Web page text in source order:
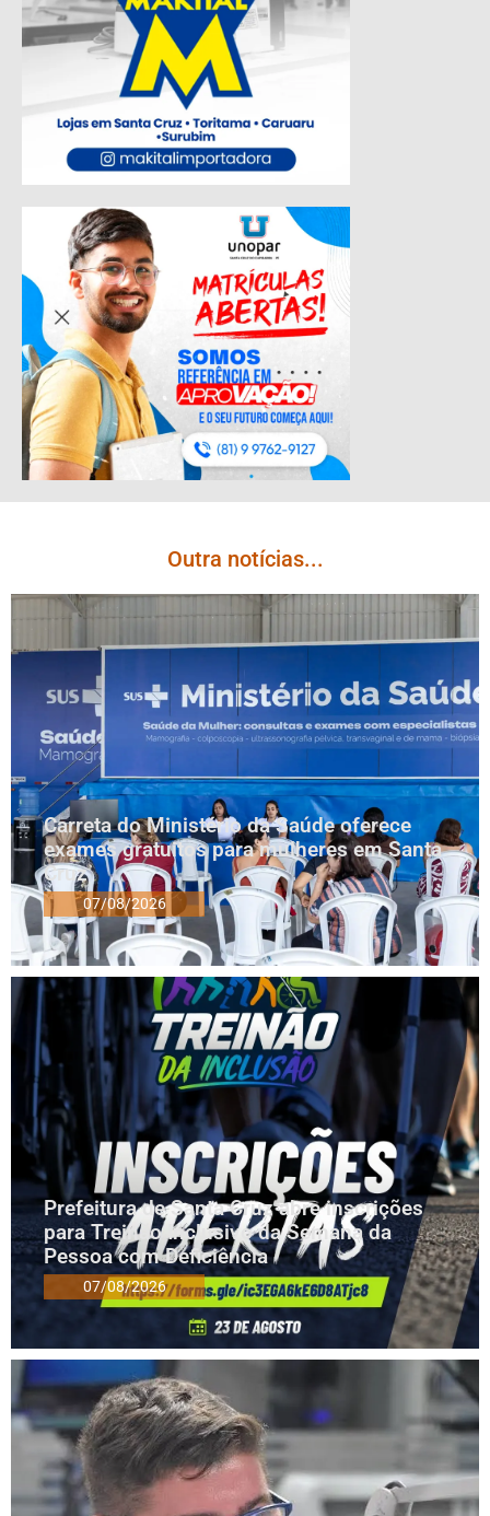
Outra notícias...
Carreta do Ministério da Saúde oferece
exames gratuitos para mulheres em Santa
Cruz
07/08/2026
Prefeitura de Santa Cruz abre inscrições
para Treinão Inclusivo da Semana da
Pessoa com Deficiência
07/08/2026